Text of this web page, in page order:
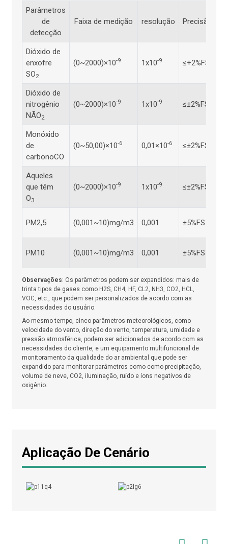
Parâmetros
de
detecção
Faixa de medição resolução Precisão
Dióxido de
enxofre
SO2
(0~2000)×10-9 1x10-9 ≤+2%FS
Dióxido de
nitrogênio
NÃO2
(0~2000)×10-9 1x10-9 ≤±2%FS
Monóxido
de
carbonoCO
(0~50,00)×10-6 0,01×10-6 ≤±2%FS
Aqueles
que têm
O3
(0~2000)×10-9 1x10-9 ≤±2%FS
PM2,5 (0,001~10)mg/m3 0,001 ±5%FS
PM10 (0,001~10)mg/m3 0,001 ±5%FS
Observações: Os parâmetros podem ser expandidos: mais de
trinta tipos de gases como H2S, CH4, HF, CL2, NH3, CO2, HCL,
VOC, etc., que podem ser personalizados de acordo com as
necessidades do usuário.
Ao mesmo tempo, cinco parâmetros meteorológicos, como
velocidade do vento, direção do vento, temperatura, umidade e
pressão atmosférica, podem ser adicionados de acordo com as
necessidades do cliente, e um equipamento multifuncional de
monitoramento da qualidade do ar ambiental que pode ser
expandido para monitorar parâmetros como como precipitação,
volume de neve, CO2, iluminação, ruído e íons negativos de
oxigênio.
Aplicação De Cenário